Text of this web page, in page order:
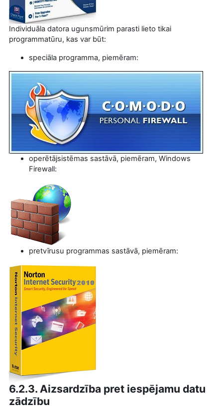
Individuāla datora ugunsmūrim parasti lieto tikai
programmatūru, kas var būt:
speciāla programma, piemēram:
operētājsistēmas sastāvā, piemēram, Windows
Firewall:
pretvīrusu programmas sastāvā, piemēram:
6.2.3. Aizsardzība pret iespējamu datu
zādzību